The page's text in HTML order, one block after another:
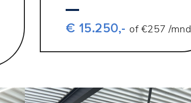
€ 15.250,- of €257 /mnd